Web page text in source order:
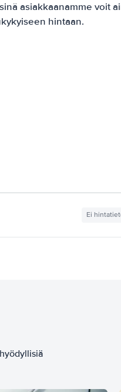
asiakkaanamme voit
hintaan.
Ei